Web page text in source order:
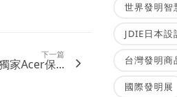
下一篇
家Acer保...
世界發明智
JDIE日本
台灣發明商
國際發明展